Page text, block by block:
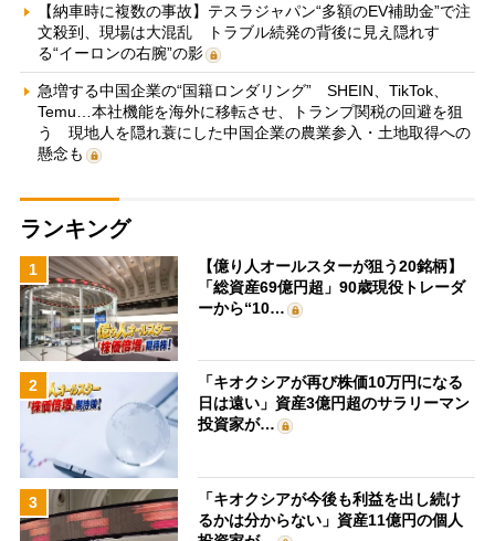
【納車時に複数の事故】テスラジャパン“多額のEV補助金”で注
文殺到、現場は大混乱 トラブル続発の背後に見え隠れす
る“イーロンの右腕”の影
急増する中国企業の“国籍ロンダリング” SHEIN、TikTok、
Temu…本社機能を海外に移転させ、トランプ関税の回避を狙
う 現地人を隠れ蓑にした中国企業の農業参入・土地取得への
懸念も
ランキング
1
【億り人オールスターが狙う20銘柄】
「総資産69億円超」90歳現役トレーダ
ーから“10…
2
「キオクシアが再び株価10万円になる
日は遠い」資産3億円超のサラリーマン
投資家が…
3
「キオクシアが今後も利益を出し続け
るかは分からない」資産11億円の個人